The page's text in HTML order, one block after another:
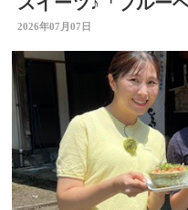
クアイス」 ～開店
2026年07月07日